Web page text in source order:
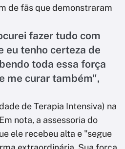
de fãs que demonstraram
fazer tudo com
eu tenho certeza de
toda essa força
me curar também",
de Terapia Intensiva) na
nota, a assessoria do
ele recebeu alta e "segue